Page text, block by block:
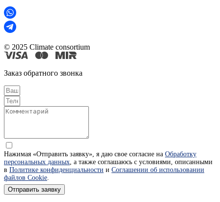
© 2025 Climate consortium
Заказ обратного звонка
Нажимая «Отправить заявку», я даю свое согласие на Обработку
персональных данных, а также соглашаюсь с условиями, описанными
в Политике конфиденциальности и Соглашении об использовании
файлов Cookie.
Отправить заявку